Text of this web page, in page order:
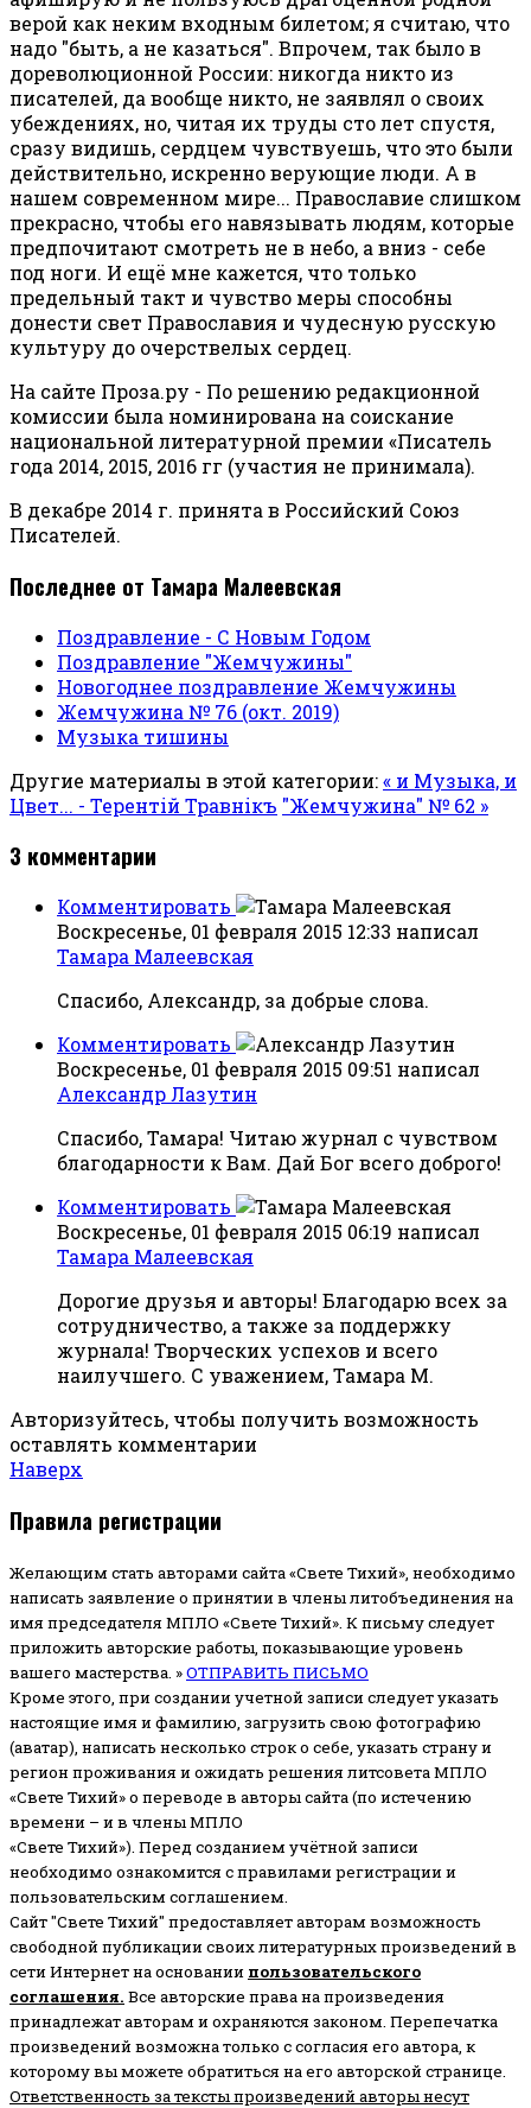
верой как неким входным билетом; я считаю, что
надо "быть, а не казаться". Впрочем, так было в
дореволюционной России: никогда никто из
писателей, да вообще никто, не заявлял о своих
убеждениях, но, читая их труды сто лет спустя,
сразу видишь, сердцем чувствуешь, что это были
действительно, искренно верующие люди. А в
нашем современном мире... Православие слишком
прекрасно, чтобы его навязывать людям, которые
предпочитают смотреть не в небо, а вниз - себе
под ноги. И ещё мне кажется, что только
предельный такт и чувство меры способны
донести свет Православия и чудесную русскую
культуру до очерствелых сердец.
На сайте Проза.ру - По решению редакционной
комиссии была номинирована на соискание
национальной литературной премии «Писатель
года 2014, 2015, 2016 гг (участия не принимала).
В декабре 2014 г. принята в Российский Союз
Писателей.
Последнее от Тамара Малеевская
Поздравление - С Новым Годом
Поздравление "Жемчужины"
Новогоднее поздравление Жемчужины
Жемчужина № 76 (окт. 2019)
Музыка тишины
Другие материалы в этой категории:« и Музыка, и
Цвет... - Терентiй Травнiкъ "Жемчужина" № 62 »
3 комментарии
Комментировать
Воскресенье, 01 февраля 2015 12:33 написал
Тамара Малеевская
Спасибо, Александр, за добрые слова.
Комментировать
Воскресенье, 01 февраля 2015 09:51 написал
Александр Лазутин
Спасибо, Тамара! Читаю журнал с чувством
благодарности к Вам. Дай Бог всего доброго!
Комментировать
Воскресенье, 01 февраля 2015 06:19 написал
Тамара Малеевская
Дорогие друзья и авторы! Благодарю всех за
сотрудничество, а также за поддержку
журнала! Творческих успехов и всего
наилучшего. С уважением, Тамара М.
Авторизуйтесь, чтобы получить возможность
оставлять комментарии
Наверх
Правила регистрации
Желающим стать авторами сайта «Свете Тихий», необходимо
написать заявление о принятии в члены литобъединения на
имя председателя МПЛО «Свете Тихий». К письму следует
приложить авторские работы, показывающие уровень
вашего мастерства. »ОТПРАВИТЬ ПИСЬМО
Кроме этого, при создании учетной записи следует указать
настоящие имя и фамилию, загрузить свою фотографию
(аватар), написать несколько строк о себе, указать страну и
регион проживания и ожидать решения литсовета МПЛО
«Свете Тихий» о переводе в авторы сайта (по истечению
времени – и в члены МПЛО
«Свете Тихий»). Перед созданием учётной записи
необходимо ознакомится с правилами регистрации и
пользовательским соглашением.
Сайт "Свете Тихий" предоставляет авторам возможность
свободной публикации своих литературных произведений в
сети Интернет на основании пользовательского
соглашения. Все авторские права на произведения
принадлежат авторам и охраняются законом. Перепечатка
произведений возможна только с согласия его автора, к
которому вы можете обратиться на его авторской странице.
Ответственность за тексты произведений авторы несут